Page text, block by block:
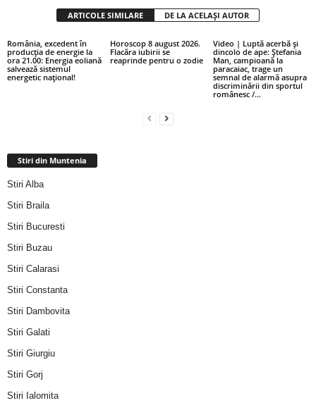
ARTICOLE SIMILARE DE LA ACELAȘI AUTOR
România, excedent în
producția de energie la
ora 21.00: Energia eoliană
salvează sistemul
energetic național!
Horoscop 8 august 2026.
Flacăra iubirii se
reaprinde pentru o zodie
Video | Luptă acerbă și
dincolo de ape: Ștefania
Man, campioană la
paracaiac, trage un
semnal de alarmă asupra
discriminării din sportul
românesc /...
Stiri din Muntenia
Stiri Alba
Stiri Braila
Stiri Bucuresti
Stiri Buzau
Stiri Calarasi
Stiri Constanta
Stiri Dambovita
Stiri Galati
Stiri Giurgiu
Stiri Gorj
Stiri Ialomita